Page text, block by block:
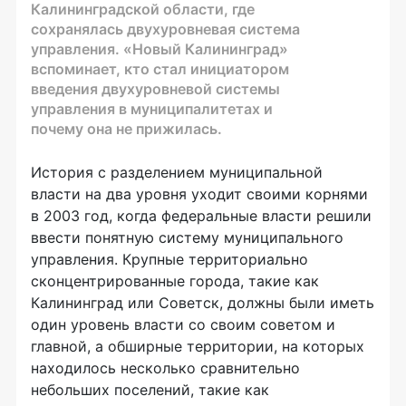
Калининградской области, где
сохранялась двухуровневая система
управления. «Новый Калининград»
вспоминает, кто стал инициатором
введения двухуровневой системы
управления в муниципалитетах и
почему она не прижилась.
История с разделением муниципальной
власти на два уровня уходит своими корнями
в 2003 год, когда федеральные власти решили
ввести понятную систему муниципального
управления. Крупные территориально
сконцентрированные города, такие как
Калининград или Советск, должны были иметь
один уровень власти со своим советом и
главной, а обширные территории, на которых
находилось несколько сравнительно
небольших поселений, такие как